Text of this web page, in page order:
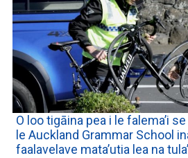
O loo tigāina pea i le falema’i
le Auckland Grammar School
faalavelave mata’utia lea na